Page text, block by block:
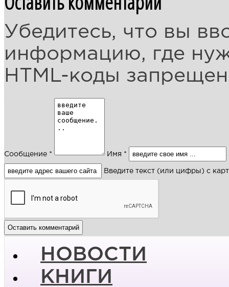
Убедитесь, что вы
информацию, где
HTML-коды
Сообщение * Имя *
Введите текст (или цифры) с
НОВОСТИ
КНИГИ